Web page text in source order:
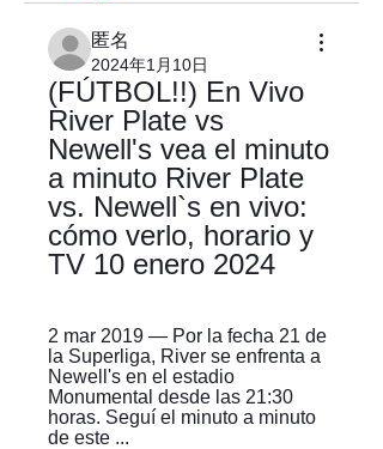
匿名
2024年1月10日
(FÚTBOL!!) En Vivo
River Plate vs
Newell's vea el minuto
a minuto River Plate
vs. Newell`s en vivo:
cómo verlo, horario y
TV 10 enero 2024
2 mar 2019 — Por la fecha 21 de
la Superliga, River se enfrenta a
Newell's en el estadio
Monumental desde las 21:30
horas. Seguí el minuto a minuto
de este ...